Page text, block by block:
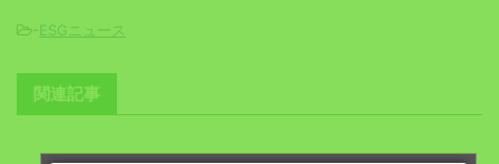
-ESGニュース
関連記事